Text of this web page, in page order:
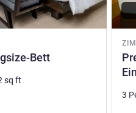
Bett
sq ft
3